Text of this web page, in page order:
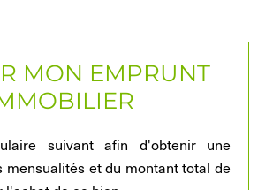
MON EMPRUNT
suivant afin d'obtenir une
mensualités et du montant total de